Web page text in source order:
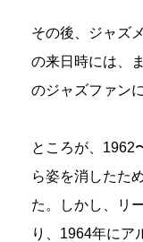
その後、ジャズ
の来日時には、
のジャズファン
ところが、1962
ら姿を消したた
た。しかし、リ
り、1964年にア